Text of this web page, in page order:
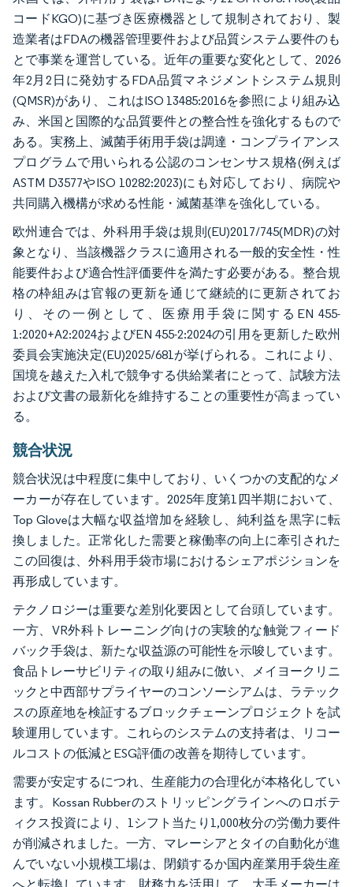
コードKGO)に基づき医療機器として規制されており、製
造業者はFDAの機器管理要件および品質システム要件のも
とで事業を運営している。近年の重要な変化として、2026
年2月2日に発効するFDA品質マネジメントシステム規則
(QMSR)があり、これはISO 13485:2016を参照により組み込
み、米国と国際的な品質要件との整合性を強化するもので
ある。実務上、滅菌手術用手袋は調達・コンプライアンス
プログラムで用いられる公認のコンセンサス規格(例えば
ASTM D3577やISO 10282:2023)にも対応しており、病院や
共同購入機構が求める性能・滅菌基準を強化している。
欧州連合では、外科用手袋は規則(EU)2017/745(MDR)の対
象となり、当該機器クラスに適用される一般的安全性・性
能要件および適合性評価要件を満たす必要がある。整合規
格の枠組みは官報の更新を通じて継続的に更新されてお
り、その一例として、医療用手袋に関するEN 455-
1:2020+A2:2024およびEN 455-2:2024の引用を更新した欧州
委員会実施決定(EU)2025/681が挙げられる。これにより、
国境を越えた入札で競争する供給業者にとって、試験方法
および文書の最新化を維持することの重要性が高まってい
る。
競合状況
競合状況は中程度に集中しており、いくつかの支配的なメ
ーカーが存在しています。2025年度第1四半期において、
Top Gloveは大幅な収益増加を経験し、純利益を黒字に転
換しました。正常化した需要と稼働率の向上に牽引された
この回復は、外科用手袋市場におけるシェアポジションを
再形成しています。
テクノロジーは重要な差別化要因として台頭しています。
一方、VR外科トレーニング向けの実験的な触覚フィード
バック手袋は、新たな収益源の可能性を示唆しています。
食品トレーサビリティの取り組みに倣い、メイヨークリニ
ックと中西部サプライヤーのコンソーシアムは、ラテック
スの原産地を検証するブロックチェーンプロジェクトを試
験運用しています。これらのシステムの支持者は、リコー
ルコストの低減とESG評価の改善を期待しています。
需要が安定するにつれ、生産能力の合理化が本格化してい
ます。Kossan Rubberのストリッピングラインへのロボテ
ィクス投資により、1シフト当たり1,000枚分の労働力要件
が削減されました。一方、マレーシアとタイの自動化が進
んでいない小規模工場は、閉鎖するか国内産業用手袋生産